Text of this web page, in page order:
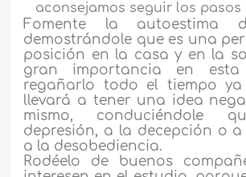
aconsejamos seguir los pasos
Fomente la autoestima
demostrándole que es una
posición en la casa y en la
gran importancia en esta
regañarlo todo el tiempo
llevará a tener una idea
mismo, conduciéndole
depresión, a la decepción o
a la desobediencia.
Rodéelo de buenos